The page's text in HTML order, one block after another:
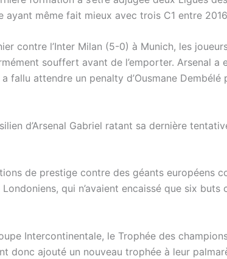
ayant même fait mieux avec trois C1 entre
contre l’Inter Milan (5-0) à Munich, les
souffert avant de l’emporter. Arsenal a
fallu attendre un penalty d’Ousmane Dembélé
d’Arsenal Gabriel ratant sa dernière
de prestige contre des géants européens
qui n’avaient encaissé que six buts
Intercontinentale, le Trophée des
donc ajouté un nouveau trophée à leur